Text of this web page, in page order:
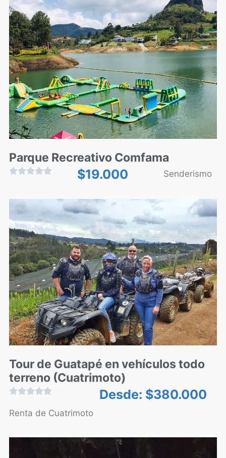
Parque Recreativo Comfama
 $19.000 Senderismo
Tour de Guatapé en vehículos todo
terreno (Cuatrimoto)
 Desde: $380.000
Renta de Cuatrimoto